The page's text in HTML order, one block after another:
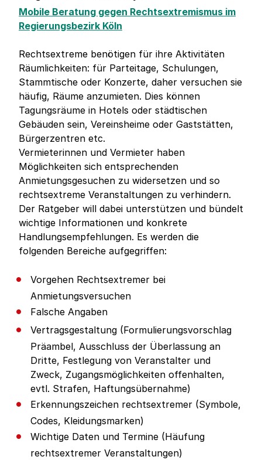
Mobile Beratung gegen Rechtsextremismus im
Regierungsbezirk Köln
Rechtsextreme benötigen für ihre Aktivitäten
Räumlichkeiten: für Parteitage, Schulungen,
Stammtische oder Konzerte, daher versuchen sie
häufig, Räume anzumieten. Dies können
Tagungsräume in Hotels oder städtischen
Gebäuden sein, Vereinsheime oder Gaststätten,
Bürgerzentren etc.
Vermieterinnen und Vermieter haben
Möglichkeiten sich entsprechenden
Anmietungsgesuchen zu widersetzen und so
rechtsextreme Veranstaltungen zu verhindern.
Der Ratgeber will dabei unterstützen und bündelt
wichtige Informationen und konkrete
Handlungsempfehlungen. Es werden die
folgenden Bereiche aufgegriffen:
Vorgehen Rechtsextremer bei
Anmietungsversuchen
Falsche Angaben
Vertragsgestaltung (Formulierungsvorschlag
Präambel, Ausschluss der Überlassung an
Dritte, Festlegung von Veranstalter und
Zweck, Zugangsmöglichkeiten offenhalten,
evtl. Strafen, Haftungsübernahme)
Erkennungszeichen rechtsextremer (Symbole,
Codes, Kleidungsmarken)
Wichtige Daten und Termine (Häufung
rechtsextremer Veranstaltungen)